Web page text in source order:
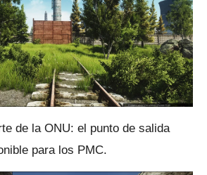
de la ONU: el punto de salida
para los PMC.